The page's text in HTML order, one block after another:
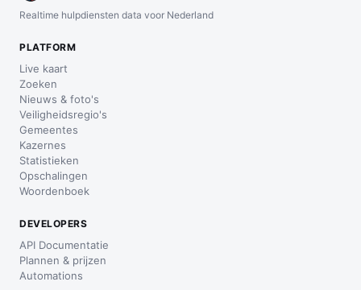
Realtime hulpdiensten data voor Nederland
PLATFORM
Live kaart
Zoeken
Nieuws & foto's
Veiligheidsregio's
Gemeentes
Kazernes
Statistieken
Opschalingen
Woordenboek
DEVELOPERS
API Documentatie
Plannen & prijzen
Automations